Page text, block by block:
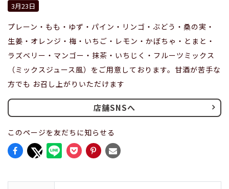
3月23日
プレーン・もも・ゆず・パイン・リンゴ・ぶどう・桑の実・
生姜・オレンジ・梅・いちご・レモン・かぼちゃ・とまと・
ラズベリー・マンゴー・抹茶・いちじく・フルーツミックス
（ミックスジュース風）をご用意しております。甘酒が苦手な
方でも お召し上がりいただけます
店舗SNSへ
このページを友だちに知らせる